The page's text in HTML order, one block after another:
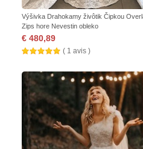
Výšivka Drahokamy živôtik Čipkou
Zips hore Nevestin obleko
€ 480,89
( 1 avis )